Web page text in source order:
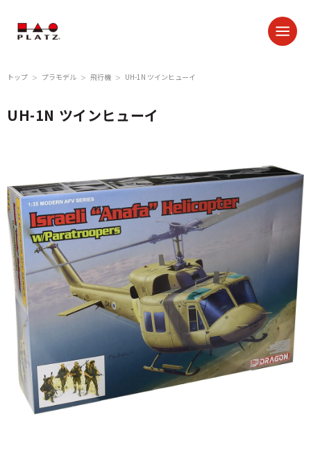
トップ ＞ プラモデル ＞ 飛行機 ＞ UH-1N ツインヒューイ
UH-1N ツインヒューイ